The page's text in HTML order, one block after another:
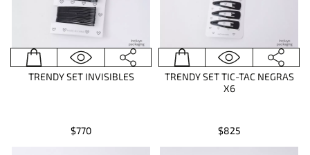
TRENDY SET INVISIBLES
$770
TRENDY SET TIC-TAC NEGRAS
X6
$825